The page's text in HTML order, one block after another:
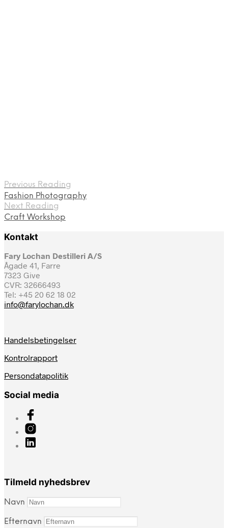
Previous Reading
Fashion Photography
Next Reading
Craft Workshop
Kontakt
Fary Lochan Destilleri A/S
Ågade 41, Farre
7323 Give
CVR: 32666493
Tel: +45 20 62 18 02
info@farylochan.dk
Handelsbetingelser
Kontrolrapport
Persondatapolitik
Social media
Tilmeld nyhedsbrev
Navn
Efternavn